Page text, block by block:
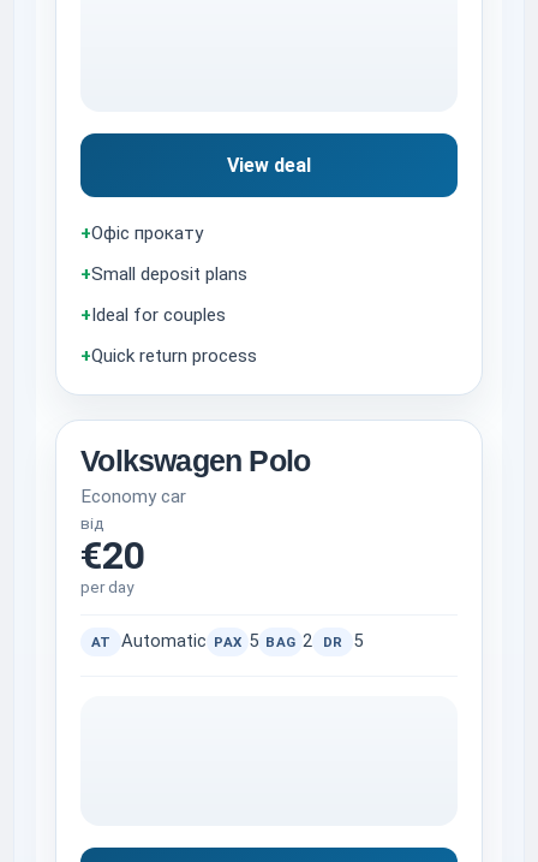
View deal
+Офіс прокату
+Small deposit plans
+Ideal for couples
+Quick return process
Volkswagen Polo
Economy car
від
€20
per day
AT Automatic PAX 5 BAG 2 DR 5